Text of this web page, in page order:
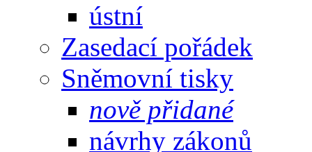
ústní
Zasedací pořádek
Sněmovní tisky
nově přidané
návrhy zákonů